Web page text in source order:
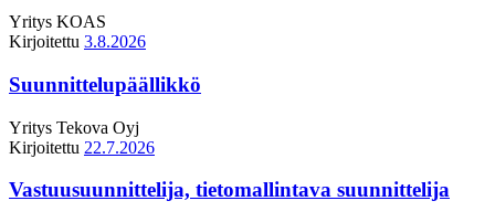
Yritys KOAS
Kirjoitettu 3.8.2026
Suunnittelupäällikkö
Yritys Tekova Oyj
Kirjoitettu 22.7.2026
Vastuusuunnittelija, tietomallintava suunnittelija